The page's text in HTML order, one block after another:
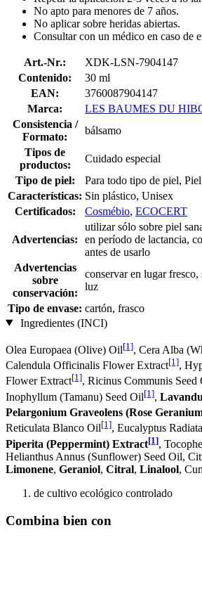
No apto para menores de 7 años.
No aplicar sobre heridas abiertas.
Consultar con un médico en caso de
Art.-Nr.:
XDK-LSN-7904147
Contenido:
30 ml
EAN:
3760087904147
Marca:
LES BAUMES DU
Consistencia /
Formato:
bálsamo
Tipos de
productos:
Cuidado especial
Tipo de piel:
Para todo tipo de piel,
Características: Sin plástico, Unisex
Certificados:
Cosmébio, ECOCERT
Advertencias:
utilizar sólo sobre piel
en período de lactancia,
antes de usarlo
Advertencias
sobre
conservación:
conservar en lugar
luz
Tipo de envase: cartón, frasco
Ingredientes (INCI)
Olea Europaea (Olive) Oil[1], Cera Alba
Calendula Officinalis Flower Extract[1],
Flower Extract[1], Ricinus Communis Seed
Inophyllum (Tamanu) Seed Oil[1],
Pelargonium Graveolens (Rose
Reticulata Blanco Oil[1], Eucalyptus
Piperita (Peppermint) Extract[1],
Helianthus Annus (Sunflower) Seed Oil,
Limonene, Geraniol, Citral, Linalool,
de cultivo ecológico controlado
Combina bien con